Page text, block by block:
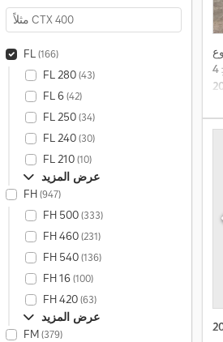
FL(166)
FL 280(43)
FL 6(42)
FL 250(34)
FL 240(30)
FL 210(10)
عرض المزيد
FH(947)
FH 500(333)
FH 460(231)
FH 540(136)
FH 16(100)
FH 420(63)
عرض المزيد
FM(379)